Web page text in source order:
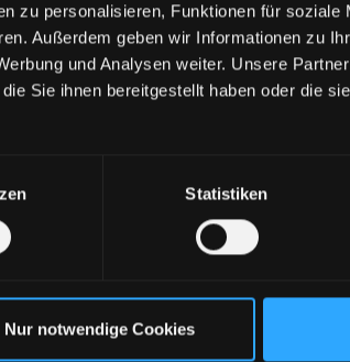
zu personalisieren, Funktionen für soziale
Außerdem geben wir Informationen zu
und Analysen weiter. Unsere
Sie ihnen bereitgestellt haben oder die
Statistiken
Nur notwendige Cookies
States? Shop our US store for
No thanks
will be redirected in seconds